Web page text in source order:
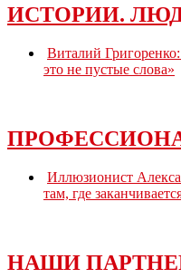
в
ночное
в
гаражах
ИСТОРИИ.
Виталий
это не пустые слова»
Иллюзионист
там, где
НАШИ